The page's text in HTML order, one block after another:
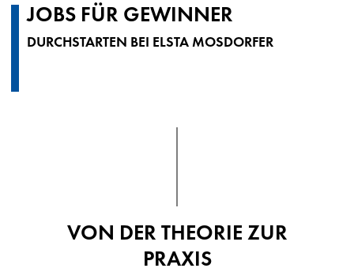
JOBS FÜR GEWINNER
DURCHSTARTEN BEI ELSTA MOSDORFER
VON DER THEORIE ZUR
PRAXIS